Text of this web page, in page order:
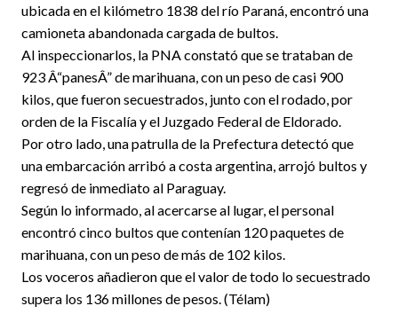
ubicada en el kilómetro 1838 del río Paraná, encontró una
camioneta abandonada cargada de bultos.
Al inspeccionarlos, la PNA constató que se trataban de
923 Â“panesÂ” de marihuana, con un peso de casi 900
kilos, que fueron secuestrados, junto con el rodado, por
orden de la Fiscalía y el Juzgado Federal de Eldorado.
Por otro lado, una patrulla de la Prefectura detectó que
una embarcación arribó a costa argentina, arrojó bultos y
regresó de inmediato al Paraguay.
Según lo informado, al acercarse al lugar, el personal
encontró cinco bultos que contenían 120 paquetes de
marihuana, con un peso de más de 102 kilos.
Los voceros añadieron que el valor de todo lo secuestrado
supera los 136 millones de pesos. (Télam)